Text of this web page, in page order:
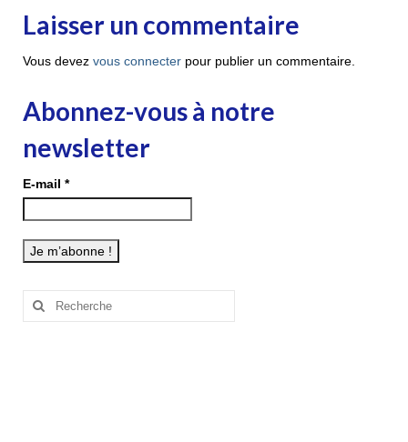
Laisser un commentaire
Vous devez vous connecter pour publier un commentaire.
Abonnez-vous à notre
newsletter
E-mail *
Rechercher